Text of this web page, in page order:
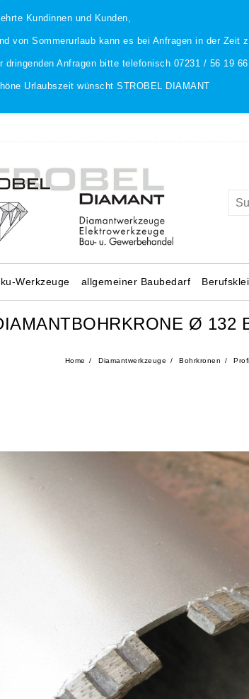
Kundinnen und Kunden,
von Sommerurlaub kann es bei Anfragen in der Zeit
dringenden Anfragen bitte telefonisch 07231 / 56 19
Urlaubszeit wünscht STROBEL DIAMANT
Werkzeuge allgemeiner Baubedarf
Ø 132
Home Diamantwerkzeuge Bohrkronen